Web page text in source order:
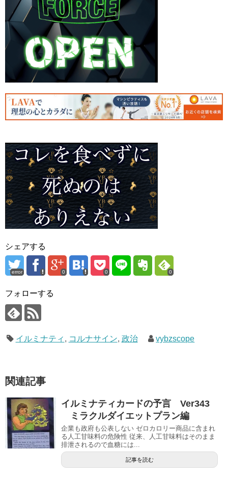
シェアする
error 0 0 0
フォローする
イルミナティ , コルナサイン, 政治 vybzscope
関連記事
イルミナティカードの予言 Ver343
ミラクルダイエットプラン編
企業も政府も公表しない ゼロカロリー商品に含まれ
る人工甘味料の危険性 従来、人工甘味料はそのまま
排泄されるので血糖には...
記事を読む